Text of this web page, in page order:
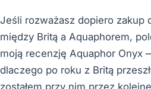
Jeśli rozważasz dopiero zakup
między Britą a Aquaphorem,
moją recenzję Aquaphor Onyx
dlaczego po roku z Britą